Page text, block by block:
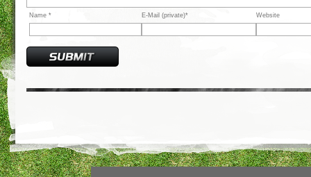
Name * E-Mail (private)* Website